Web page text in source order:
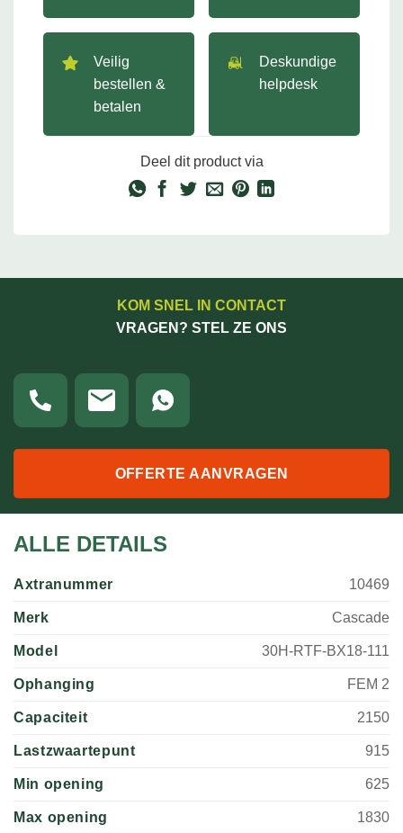
Veilig
bestellen &
betalen
Deskundige
helpdesk
Deel dit product via
KOM SNEL IN CONTACT
VRAGEN? STEL ZE ONS
OFFERTE AANVRAGEN
ALLE DETAILS
Axtranummer 10469
Merk Cascade
Model 30H-RTF-BX18-111
Ophanging FEM 2
Capaciteit 2150
Lastzwaartepunt 915
Min opening 625
Max opening 1830